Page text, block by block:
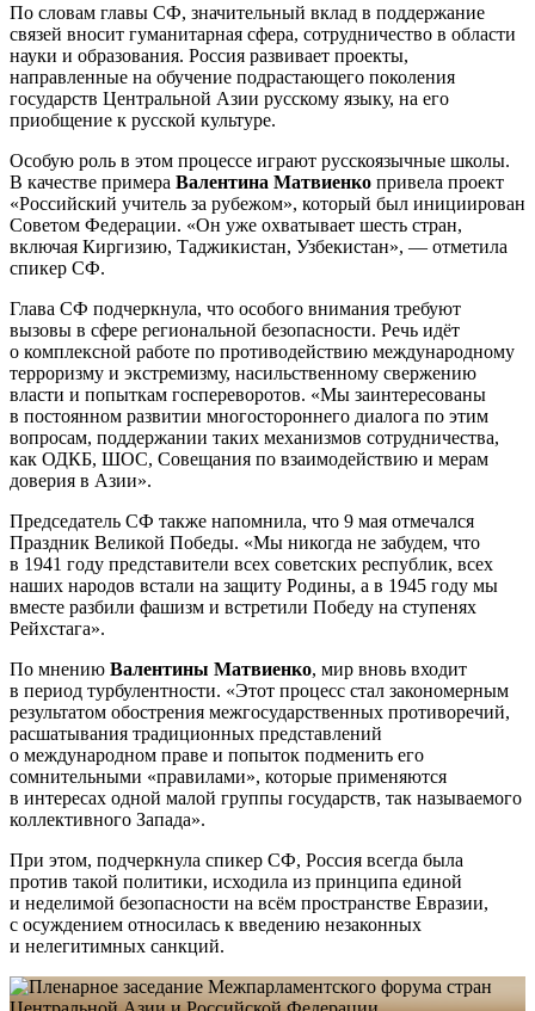
По словам главы СФ, значительный вклад в поддержание
связей вносит гуманитарная сфера, сотрудничество в области
науки и образования. Россия развивает проекты,
направленные на обучение подрастающего поколения
государств Центральной Азии русскому языку, на его
приобщение к русской культуре.
Особую роль в этом процессе играют русскоязычные школы.
В качестве примера Валентина Матвиенко привела проект
«Российский учитель за рубежом», который был инициирован
Советом Федерации. «Он уже охватывает шесть стран,
включая Киргизию, Таджикистан, Узбекистан», — отметила
спикер СФ.
Глава СФ подчеркнула, что особого внимания требуют
вызовы в сфере региональной безопасности. Речь идёт
о комплексной работе по противодействию международному
терроризму и экстремизму, насильственному свержению
власти и попыткам госпереворотов. «Мы заинтересованы
в постоянном развитии многостороннего диалога по этим
вопросам, поддержании таких механизмов сотрудничества,
как ОДКБ, ШОС, Совещания по взаимодействию и мерам
доверия в Азии».
Председатель СФ также напомнила, что 9 мая отмечался
Праздник Великой Победы. «Мы никогда не забудем, что
в 1941 году представители всех советских республик, всех
наших народов встали на защиту Родины, а в 1945 году мы
вместе разбили фашизм и встретили Победу на ступенях
Рейхстага».
По мнению Валентины Матвиенко, мир вновь входит
в период турбулентности. «Этот процесс стал закономерным
результатом обострения межгосударственных противоречий,
расшатывания традиционных представлений
о международном праве и попыток подменить его
сомнительными «правилами», которые применяются
в интересах одной малой группы государств, так называемого
коллективного Запада».
При этом, подчеркнула спикер СФ, Россия всегда была
против такой политики, исходила из принципа единой
и неделимой безопасности на всём пространстве Евразии,
с осуждением относилась к введению незаконных
и нелегитимных санкций.